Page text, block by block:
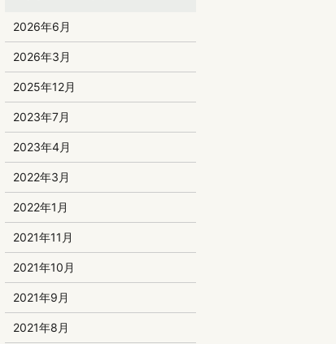
2026年6月
2026年3月
2025年12月
2023年7月
2023年4月
2022年3月
2022年1月
2021年11月
2021年10月
2021年9月
2021年8月